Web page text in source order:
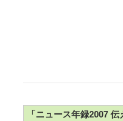
「ニュース年録2007